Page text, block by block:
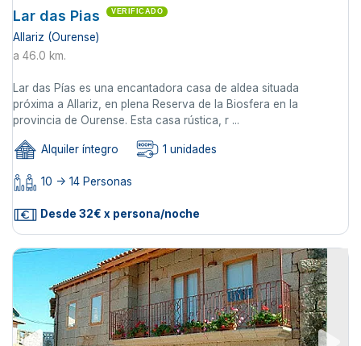
Lar das Pias VERIFICADO
Allariz (Ourense)
a 46.0 km.
Lar das Pías es una encantadora casa de aldea situada
próxima a Allariz, en plena Reserva de la Biosfera en la
provincia de Ourense. Esta casa rústica, r ...
Alquiler íntegro 1 unidades
10 -> 14 Personas
Desde 32€ x persona/noche